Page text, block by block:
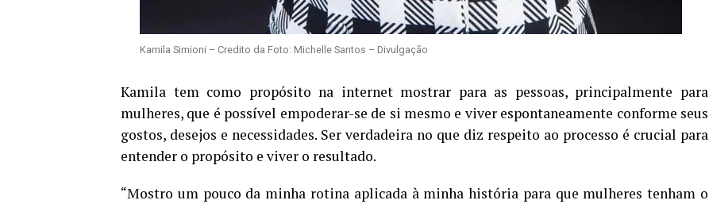
Kamila Simioni – Credito da Foto: Michelle Santos – Divulgação
Kamila tem como propósito na internet mostrar para as pessoas, principalmente para
mulheres, que é possível empoderar-se de si mesmo e viver espontaneamente conforme seus
gostos, desejos e necessidades. Ser verdadeira no que diz respeito ao processo é crucial para
entender o propósito e viver o resultado.
“Mostro um pouco da minha rotina aplicada à minha história para que mulheres tenham o